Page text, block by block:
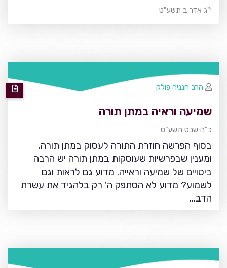
י"ג אדר ב תשע"ט
שמיעה וראיה במתן תורה
כ"ה שבט תשע"ט
בסוף הפרשה חוזרת התורה לעסוק במתן תורה,
ומענין שבפרשיות שעוסקות במתן תורה יש הרבה
ביטויים של שמיעה וראייה. מדוע גם לראות וגם
לשמוע? מדוע לא הסתפק ה' רק בלהגיד את עשרת
הדב…
הרב חנניה פולק